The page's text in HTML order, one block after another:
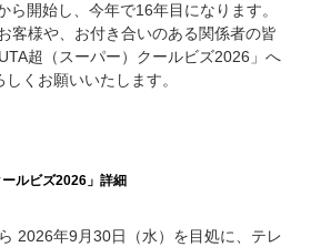
ら開始し、今年で16年目になります。
客様や、お付き合いのある関係者の皆
超（スーパー）クールビズ2026」へ
くお願いいたします。
ールビズ2026」詳細
2026年9月30日（水）を目処に、テレ